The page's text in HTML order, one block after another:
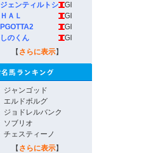
ジェンティルトシ
GI
ＨＡＬ
GI
PGOTTA2
GI
しのくん
GI
【 さらに表示】
ジャンゴッド
エルドボルグ
ジョドレルバンク
ソブリオ
チェスティーノ
【 さらに表示】